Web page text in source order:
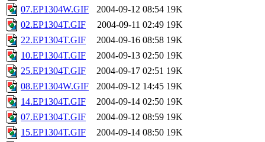
07.EP1304W.GIF
2004-09-12 08:54 19K
02.EP1304T.GIF
2004-09-11 02:49 19K
22.EP1304T.GIF
2004-09-16 08:58 19K
10.EP1304T.GIF
2004-09-13 02:50 19K
25.EP1304T.GIF
2004-09-17 02:51 19K
08.EP1304W.GIF
2004-09-12 14:45 19K
14.EP1304T.GIF
2004-09-14 02:50 19K
07.EP1304T.GIF
2004-09-12 08:59 19K
15.EP1304T.GIF
2004-09-14 08:50 19K